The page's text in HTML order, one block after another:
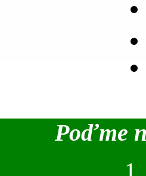
Poďme